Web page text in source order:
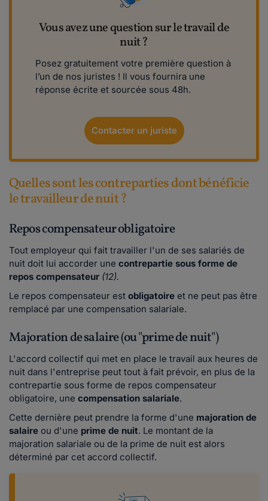
Vous avez une question sur le travail de
nuit ?
Posez gratuitement votre première question à
l’un de nos juristes ! Il vous fournira une
réponse écrite et sourcée sous 48h.
Contacter un juriste
Quelles sont les contreparties dont bénéficie
le travailleur de nuit ?
Repos compensateur obligatoire
Tout employeur qui fait travailler l'un de ses salariés de
nuit doit lui accorder une contrepartie sous forme de
repos compensateur (12).
Le repos compensateur est obligatoire et ne peut pas être
remplacé par une compensation salariale.
Majoration de salaire (ou "prime de nuit")
L'accord collectif qui met en place le travail aux heures de
nuit dans l'entreprise peut tout à fait prévoir, en plus de la
contrepartie sous forme de repos compensateur
obligatoire, une compensation salariale.
Cette dernière peut prendre la forme d'une majoration de
salaire ou d'une prime de nuit. Le montant de la
majoration salariale ou de la prime de nuit est alors
déterminé par cet accord collectif.